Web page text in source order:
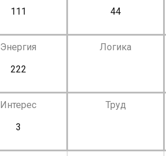
111
44
Энергия
222
Логика
Интерес
3
Труд